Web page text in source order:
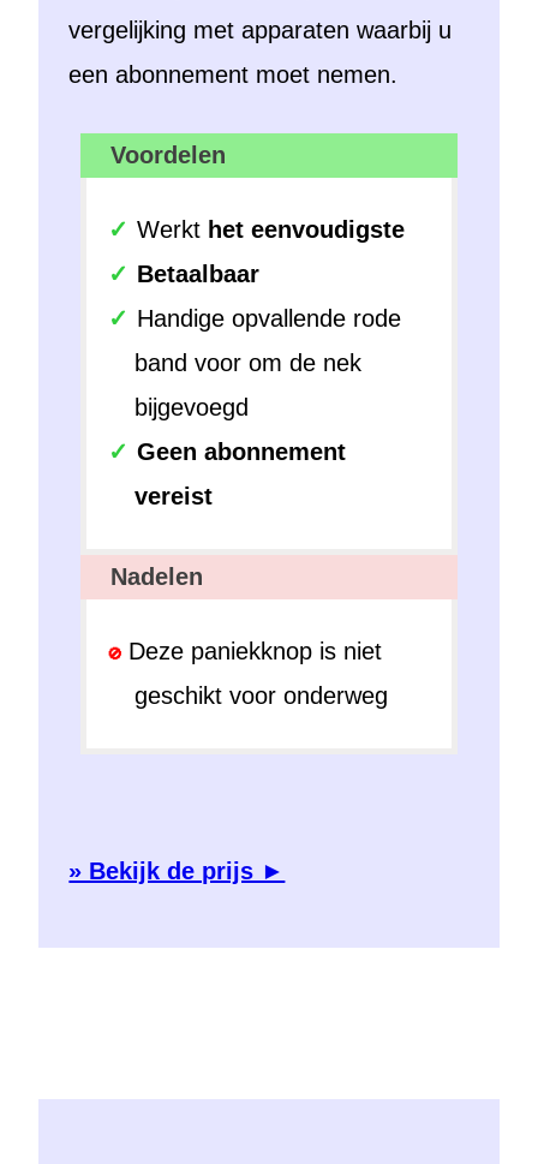
vergelijking met apparaten waarbij u
een abonnement moet nemen.
Voordelen
Werkt het eenvoudigste
Betaalbaar
Handige opvallende rode
band voor om de nek
bijgevoegd
Geen abonnement
vereist
Nadelen
Deze paniekknop is niet
geschikt voor onderweg
» Bekijk de prijs ►